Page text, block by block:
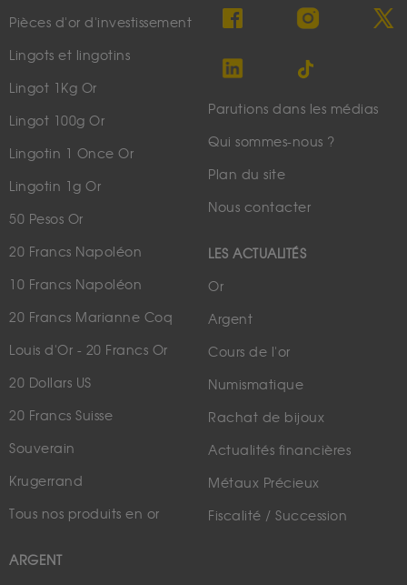
Pièces d'or d'investissement
Lingots et lingotins
Lingot 1Kg Or
Lingot 100g Or
Lingotin 1 Once Or
Lingotin 1g Or
50 Pesos Or
20 Francs Napoléon
10 Francs Napoléon
20 Francs Marianne Coq
Louis d'Or - 20 Francs Or
20 Dollars US
20 Francs Suisse
Souverain
Krugerrand
Tous nos produits en or
ARGENT
Parutions dans les médias
Qui sommes-nous ?
Plan du site
Nous contacter
LES ACTUALITÉS
Or
Argent
Cours de l'or
Numismatique
Rachat de bijoux
Actualités financières
Métaux Précieux
Fiscalité / Succession